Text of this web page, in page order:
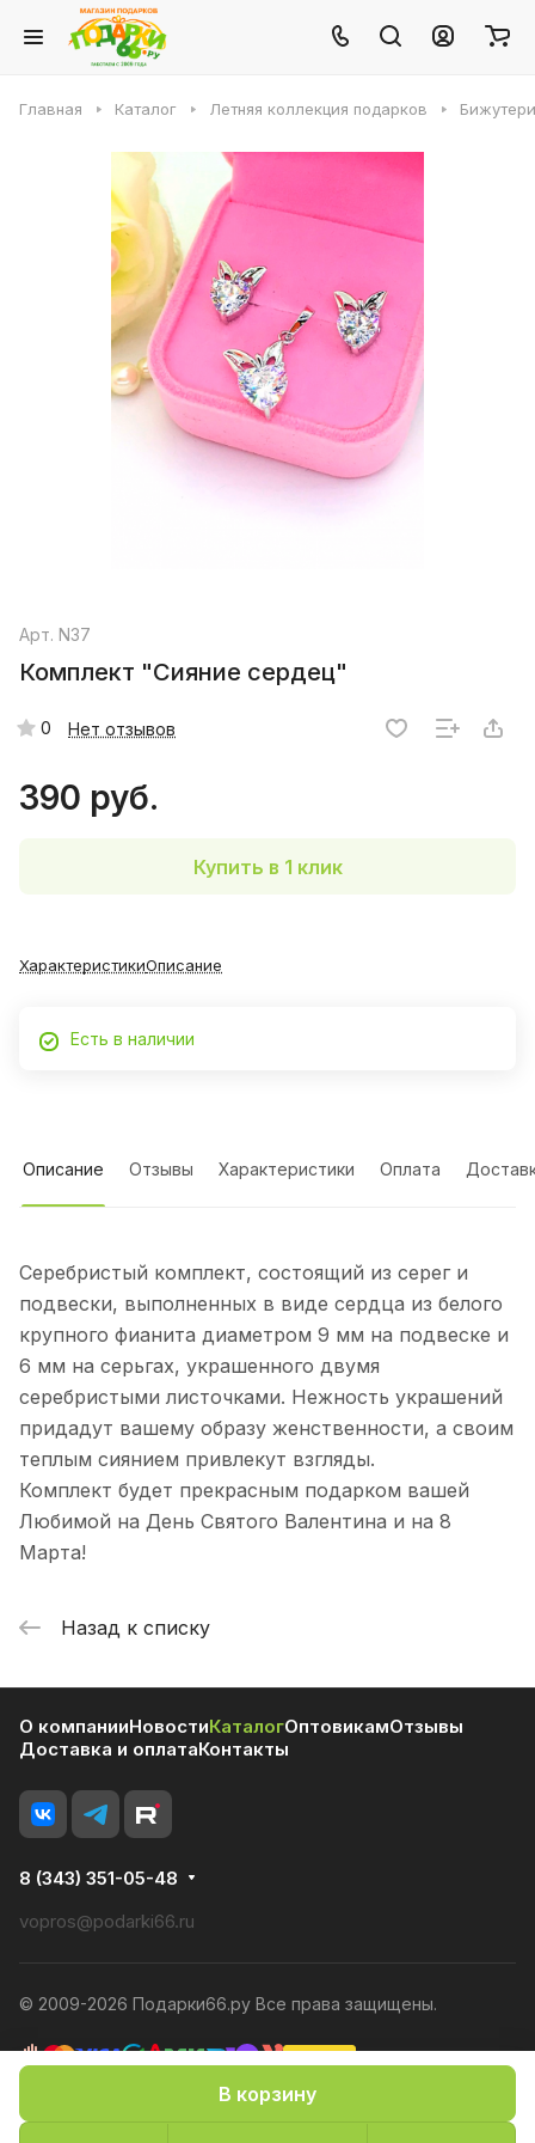
Главная Каталог Летняя коллекция подарков
Арт. N37
Комплект "Сияние сердец"
0 Нет отзывов
390 руб.
В корзину
Купить в 1 клик
ХарактеристикиОписание
Есть в наличии
Описание Отзывы Характеристики Оплата
Серебристый комплект, состоящий из серег и
подвески, выполненных в виде сердца из белого
крупного фианита диаметром 9 мм на подвеске и
6 мм на серьгах, украшенного двумя
серебристыми листочками. Нежность украшений
придадут вашему образу женственности, а своим
теплым сиянием привлекут взгляды.
Комплект будет прекрасным подарком вашей
Любимой на День Святого Валентина и на 8
Марта!
Назад к списку
О компанииНовостиКаталогОптовикамОтзывы
Доставка и оплатаКонтакты
8 (343) 351-05-48
vopros@podarki66.ru
© 2009-2026 Подарки66.ру Все права защищены.
Политика конфиденциальности